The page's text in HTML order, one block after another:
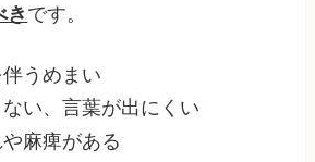
き です。
うめまい
い、言葉が出にくい
麻痺がある